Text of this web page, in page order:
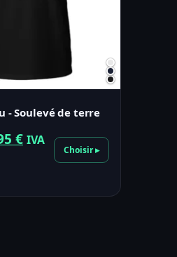
- Soulevé de terre
:
€Le
est :
IVA
Choisir ▸